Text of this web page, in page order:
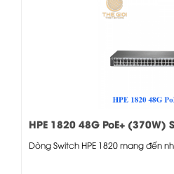
HPE 1820 48G PoE+ (370W)
Dòng Switch HPE 1820 mang đến